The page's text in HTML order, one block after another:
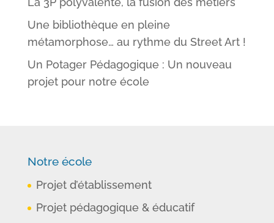
Une bibliothèque en pleine
métamorphose… au rythme du Street Art !
Un Potager Pédagogique : Un nouveau
projet pour notre école
Notre école
Projet d’établissement
Projet pédagogique & éducatif